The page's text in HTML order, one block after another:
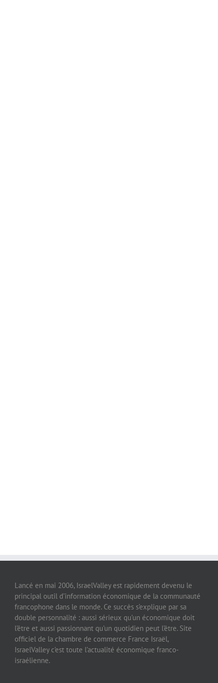
Lancé en mai 2006, IsraelValley est rapidement devenu le
principal outil d’information économique de la communauté
francophone dans le monde. Ce succès s’explique par sa
double personnalité : aussi sérieux qu’un économique doit
l’être et aussi passionnant qu’un quotidien peut l’être. Site
officiel de la chambre de commerce France Israël,
IsraelValley c’est toute l’actualité économique franco-
israélienne.